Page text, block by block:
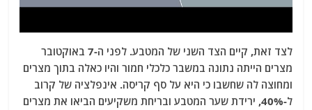
לצד זאת, קיים הצד השני של המטבע. לפני ה-7 באוקטובר
מצרים הייתה נתונה במשבר כלכלי חמור והיו כאלה בתוך מצרים
ומחוצה לה שחשבו כי היא על סף קריסה. אינפלציה של קרוב
ל-40%, ירידת שער המטבע ובריחת משקיעים הביאו את מצרים